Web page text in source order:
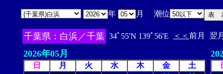
年 月 潮位
千葉県：白浜／千葉 34ﾟ55'N 139ﾟ56'E ＜＜ 前月 翌
2026年05月
日 月 火 水 木 金 土